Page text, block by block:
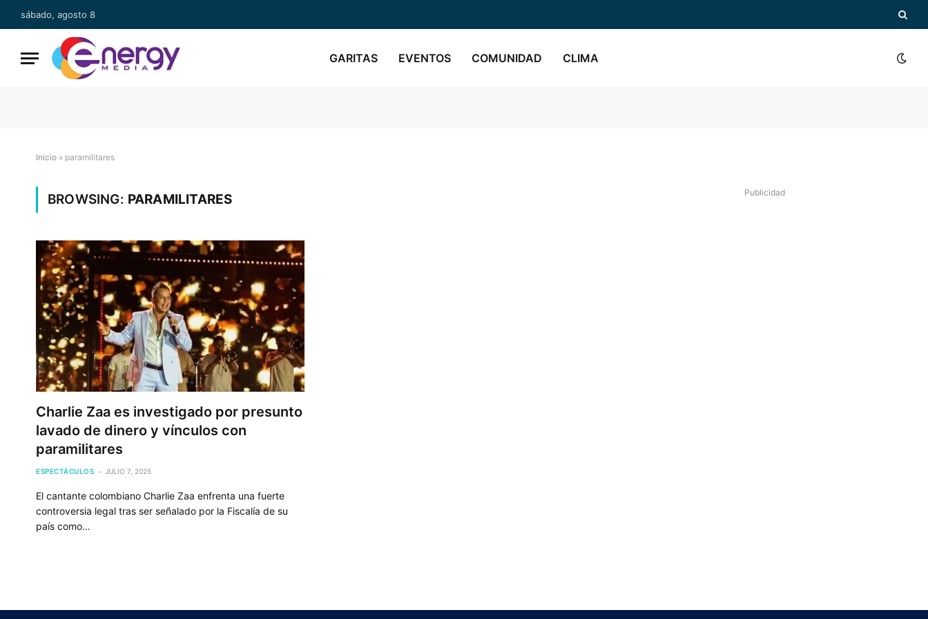
sábado, agosto 8
GARITAS EVENTOS COMUNIDAD CLIMA
Inicio » paramilitares
BROWSING: PARAMILITARES
Charlie Zaa es investigado por presunto
lavado de dinero y vínculos con
paramilitares
ESPECTÁCULOS JULIO 7, 2025
El cantante colombiano Charlie Zaa enfrenta una fuerte
controversia legal tras ser señalado por la Fiscalía de su
país como…
Publicidad